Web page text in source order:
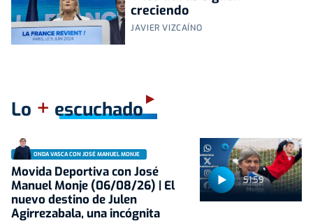
creciendo
JAVIER VIZCAÍNO
Lo + escuchado
51:59
ONDA VASCA CON JOSÉ MANUEL MONJE
Movida Deportiva con José
Manuel Monje (06/08/26) | El
nuevo destino de Julen
Agirrezabala, una incógnita